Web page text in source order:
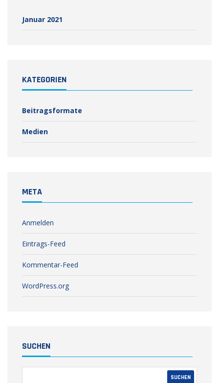
Januar 2021
KATEGORIEN
Beitragsformate
Medien
META
Anmelden
Eintrags-Feed
Kommentar-Feed
WordPress.org
SUCHEN